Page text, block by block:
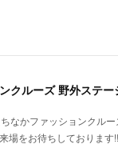
クルーズ 野外ステー
なかファッションクル
場をお待ちしております!!